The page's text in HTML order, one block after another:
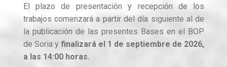
El plazo de presentación y recepción de los
trabajos comenzará a partir del día siguiente al de
la publicación de las presentes Bases en el BOP
de Soria y finalizará el 1 de septiembre de 2026,
a las 14:00 horas.